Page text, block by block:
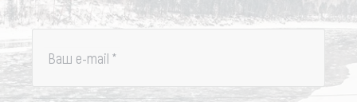
Ваш e-mail *